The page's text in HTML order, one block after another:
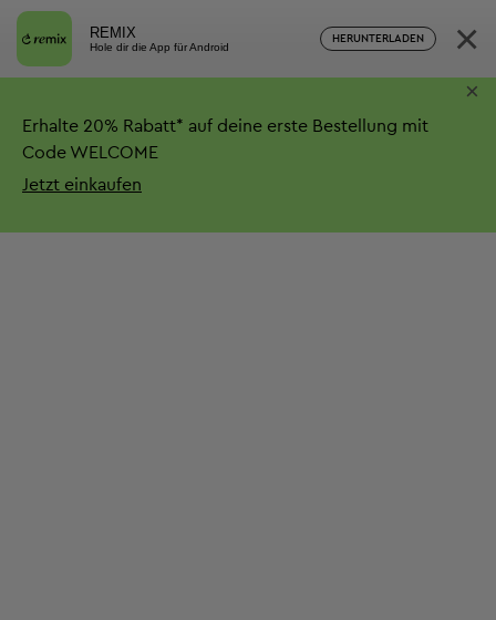
REMIX
Hole dir die App für Android
HERUNTERLADEN ×
Erhalte 20% Rabatt* auf deine erste Bestellung mit
Code WELCOME
Jetzt einkaufen
×